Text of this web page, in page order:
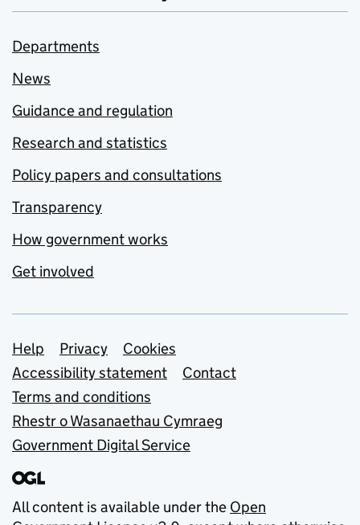
Departments
News
Guidance and regulation
Research and statistics
Policy papers and consultations
Transparency
How government works
Get involved
Support links
Help Privacy
Cookies
Accessibility statement
Contact
Terms and conditions
Rhestr o Wasanaethau Cymraeg
Government Digital Service
All content is available under the Open